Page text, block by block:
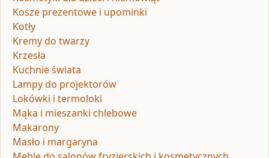
Kosze prezentowe i upominki
Kotły
Kremy do twarzy
Krzesła
Kuchnie świata
Lampy do projektorów
Lokówki i termoloki
Mąka i mieszanki chlebowe
Makarony
Masło i margaryna